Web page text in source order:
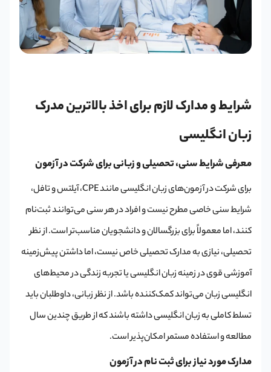
شرایط و مدارک لازم برای اخذ بالاترین مدرک
زبان انگلیسی
معرفی شرایط سنی، تحصیلی و زبانی برای شرکت در آزمون
برای شرکت در آزمون‌های زبان انگلیسی مانند CPE، آیلتس و تافل،
شرایط سنی خاصی مطرح نیست و افراد در هر سنی می‌توانند ثبت‌نام
کنند، اما معمولاً برای بزرگسالان و دانشجویان مناسب‌تر است. از نظر
تحصیلی، نیازی به مدارک تحصیلی خاص نیست، اما داشتن پیش‌زمینه
آموزشی قوی در زمینه زبان انگلیسی یا تجربه زندگی در محیط‌های
انگلیسی‌ زبان می‌تواند کمک‌کننده باشد. از نظر زبانی، داوطلبان باید
تسلط کاملی به زبان انگلیسی داشته باشند که از طریق چندین سال
مطالعه و استفاده مستمر امکان‌پذیر است.
مدارک مورد نیاز برای ثبت نام در آزمون